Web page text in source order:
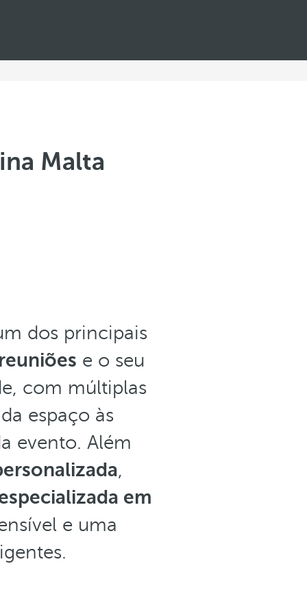
Malta
dos principais
e o seu
com múltiplas
espaço às
evento. Além
,
em
e uma